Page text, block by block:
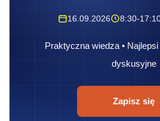
16.09.2026 8:30-
Praktyczna wiedza • Najlepsi
dyskusyjne
Zapisz się